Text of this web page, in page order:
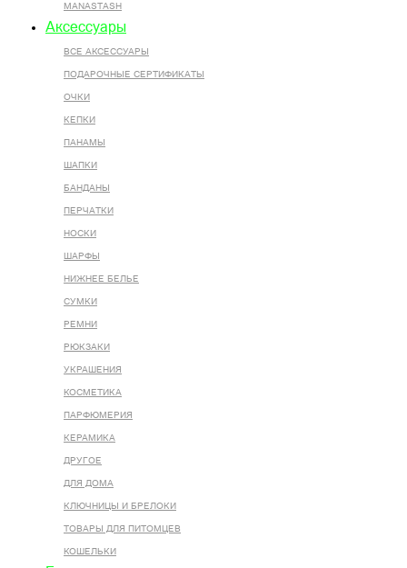
MANASTASH
Аксессуары
ВСЕ AКСЕССУАРЫ
ПОДАРОЧНЫЕ СЕРТИФИКАТЫ
ОЧКИ
КЕПКИ
ПАНАМЫ
ШАПКИ
БАНДАНЫ
ПЕРЧАТКИ
НОСКИ
ШАРФЫ
НИЖНЕЕ БЕЛЬЕ
СУМКИ
РЕМНИ
РЮКЗАКИ
УКРАШЕНИЯ
КОСМЕТИКА
ПАРФЮМЕРИЯ
КЕРАМИКА
ДРУГОЕ
ДЛЯ ДОМА
КЛЮЧНИЦЫ И БРЕЛОКИ
ТОВАРЫ ДЛЯ ПИТОМЦЕВ
КОШЕЛЬКИ